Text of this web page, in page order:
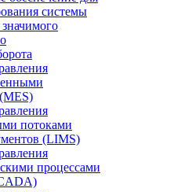
системы
потоками
(LIMS)
процессами